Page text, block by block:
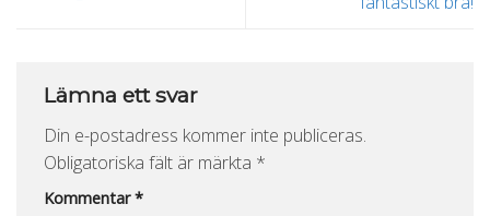
Lämna ett svar
Din e-postadress kommer inte publiceras.
Obligatoriska fält är märkta *
Kommentar*